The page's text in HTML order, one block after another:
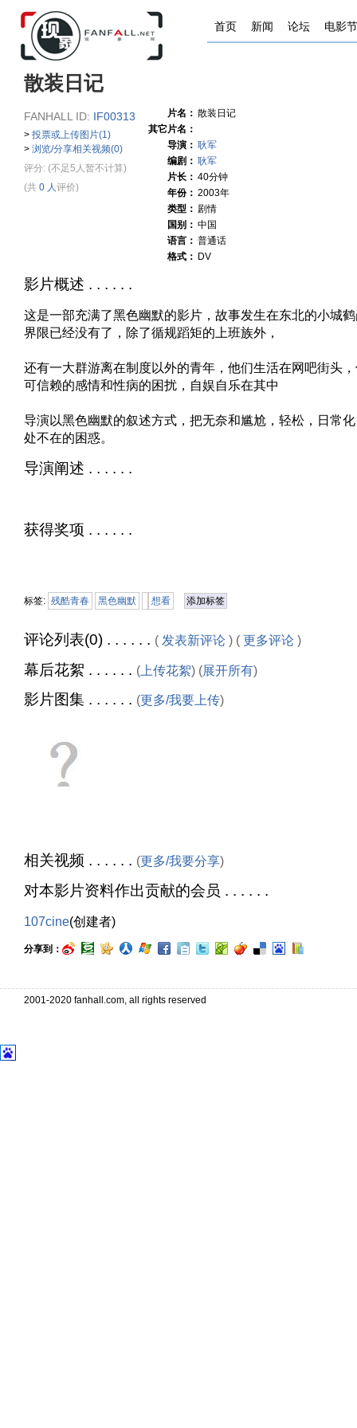
首页 新闻 论坛 电影节
散装日记
FANHALL ID: IF00313
> 投票或上传图片(1)
> 浏览/分享相关视频(0)
评分: (不足5人暂不计算)
(共 0 人评价)
片名： 散装日记
其它片名：
导演： 耿军
编剧： 耿军
片长： 40分钟
年份： 2003年
类型： 剧情
国别： 中国
语言： 普通话
格式： DV
影片概述 . . . . . .
这是一部充满了黑色幽默的影片，故事发生在东北的小城
界限已经没有了，除了循规蹈矩的上班族外，
还有一大群游离在制度以外的青年，他们生活在网吧街头
可信赖的感情和性病的困扰，自娱自乐在其中
导演以黑色幽默的叙述方式，把无奈和尴尬，轻松，日常
处不在的困惑。
导演阐述 . . . . . .
获得奖项 . . . . . .
标签: 残酷青春 黑色幽默 想看 添加标签
评论列表(0) . . . . . . ( 发表新评论 ) ( 更多评论 )
幕后花絮 . . . . . . ( 上传花絮) (展开所有)
影片图集 . . . . . . (更多/我要上传)
相关视频 . . . . . . (更多/我要分享)
对本影片资料作出贡献的会员 . . . . . .
107cine(创建者)
分享到：
2001-2020 fanhall.com, all rights reserved